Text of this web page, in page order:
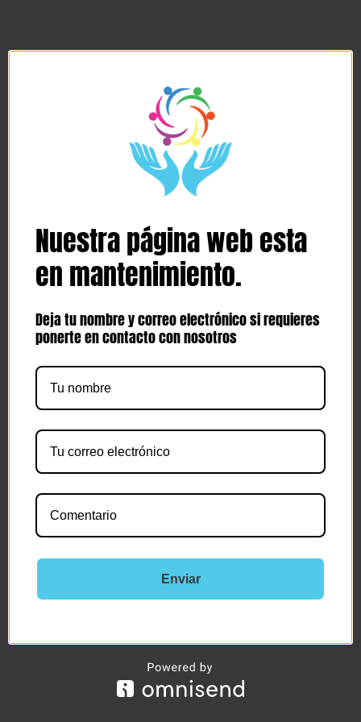
Nuestra página web esta
en mantenimiento.
Deja tu nombre y correo electrónico si requieres
ponerte en contacto con nosotros
Enviar